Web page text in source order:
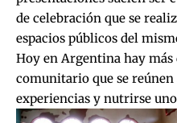
de celebración que se
espacios públicos del
Hoy en Argentina hay más
comunitario que se
experiencias y nutrirse